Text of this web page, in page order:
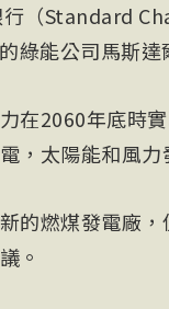
（Standard
綠能公司馬斯
在2060年底時
，太陽能和風
的燃煤發電廠
。